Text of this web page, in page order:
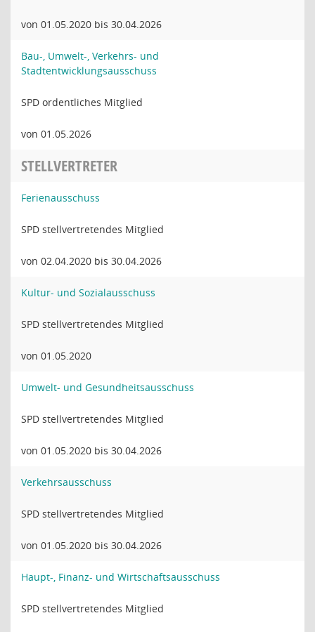
von 01.05.2020 bis 30.04.2026
Bau-, Umwelt-, Verkehrs- und
Stadtentwicklungsausschuss
SPD ordentliches Mitglied
von 01.05.2026
STELLVERTRETER
Ferienausschuss
SPD stellvertretendes Mitglied
von 02.04.2020 bis 30.04.2026
Kultur- und Sozialausschuss
SPD stellvertretendes Mitglied
von 01.05.2020
Umwelt- und Gesundheitsausschuss
SPD stellvertretendes Mitglied
von 01.05.2020 bis 30.04.2026
Verkehrsausschuss
SPD stellvertretendes Mitglied
von 01.05.2020 bis 30.04.2026
Haupt-, Finanz- und Wirtschaftsausschuss
SPD stellvertretendes Mitglied